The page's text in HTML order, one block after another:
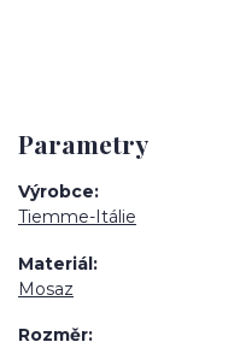
Parametry
Výrobce
Tiemme-Itálie
Materiál
Mosaz
Rozměr